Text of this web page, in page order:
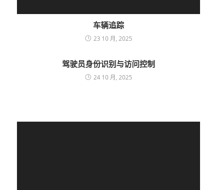
车辆追踪
23 10 月, 2025
驾驶员身份识别与访问控制
24 10 月, 2025